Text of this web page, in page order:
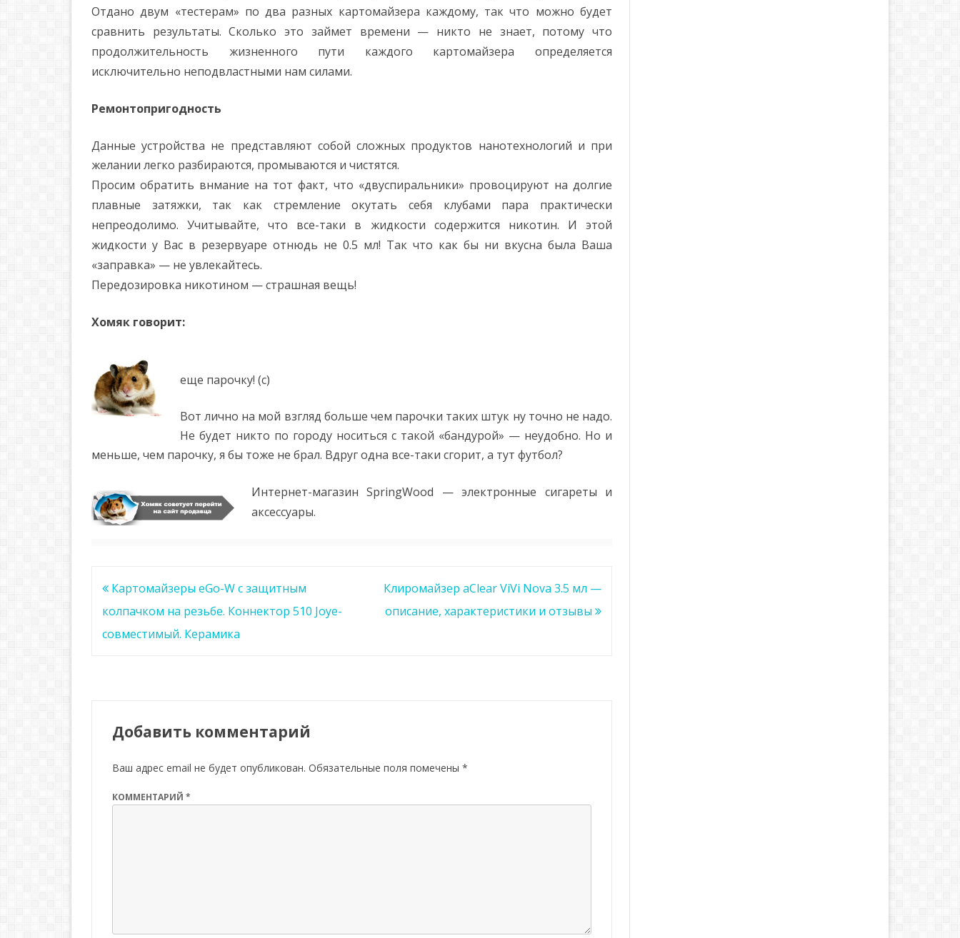
Отдано двум «тестерам» по два разных картомайзера каждому, так что можно будет
сравнить результаты. Сколько это займет времени — никто не знает, потому что
продолжительность жизненного пути каждого картомайзера определяется
исключительно неподвластными нам силами.
Ремонтопригодность
Данные устройства не представляют собой сложных продуктов нанотехнологий и при
желании легко разбираются, промываются и чистятся.
Просим обратить внмание на тот факт, что «двуспиральники» провоцируют на долгие
плавные затяжки, так как стремление окутать себя клубами пара практически
непреодолимо. Учитывайте, что все-таки в жидкости содержится никотин. И этой
жидкости у Вас в резервуаре отнюдь не 0.5 мл! Так что как бы ни вкусна была Ваша
«заправка» — не увлекайтесь.
Передозировка никотином — страшная вещь!
Хомяк говорит:
еще парочку! (с)
Вот лично на мой взгляд больше чем парочки таких штук ну точно не надо.
Не будет никто по городу носиться с такой «бандурой» — неудобно. Но и
меньше, чем парочку, я бы тоже не брал. Вдруг одна все-таки сгорит, а тут футбол?
Интернет-магазин SpringWood — электронные сигареты и
аксессуары.
Навигация
по
записям
Картомайзеры eGo-W с защитным
колпачком на резьбе. Коннектор 510 Joye-
совместимый. Керамика
Клиромайзер aClear ViVi Nova 3.5 мл —
описание, характеристики и отзывы
Добавить комментарий
Ваш адрес email не будет опубликован. Обязательные поля помечены *
КОММЕНТАРИЙ *